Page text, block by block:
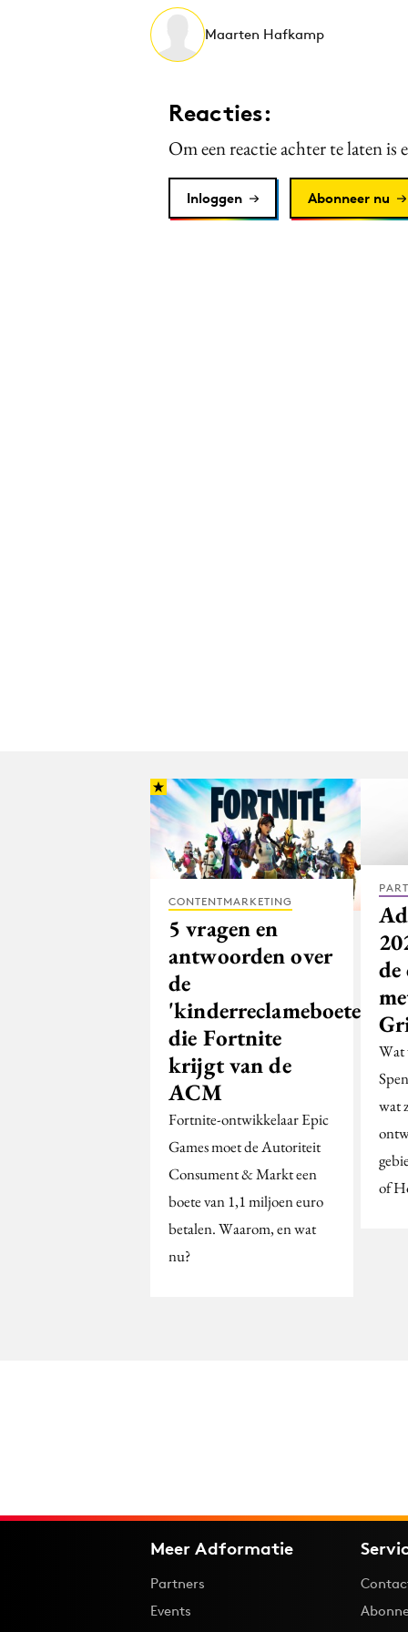
Maarten Hafkamp
Reacties:
Om een reactie achter te laten is
Inloggen Abonneer nu
CONTENTMARKETING
5 vragen en
antwoorden over
de
'kinderreclameboete'
die Fortnite
krijgt van de
ACM
Fortnite-ontwikkelaar Epic
Games moet de Autoriteit
Consument & Markt een
boete van 1,1 miljoen euro
betalen. Waarom, en wat
nu?
Wat
wat
of
Meer Adformatie
Partners
Events